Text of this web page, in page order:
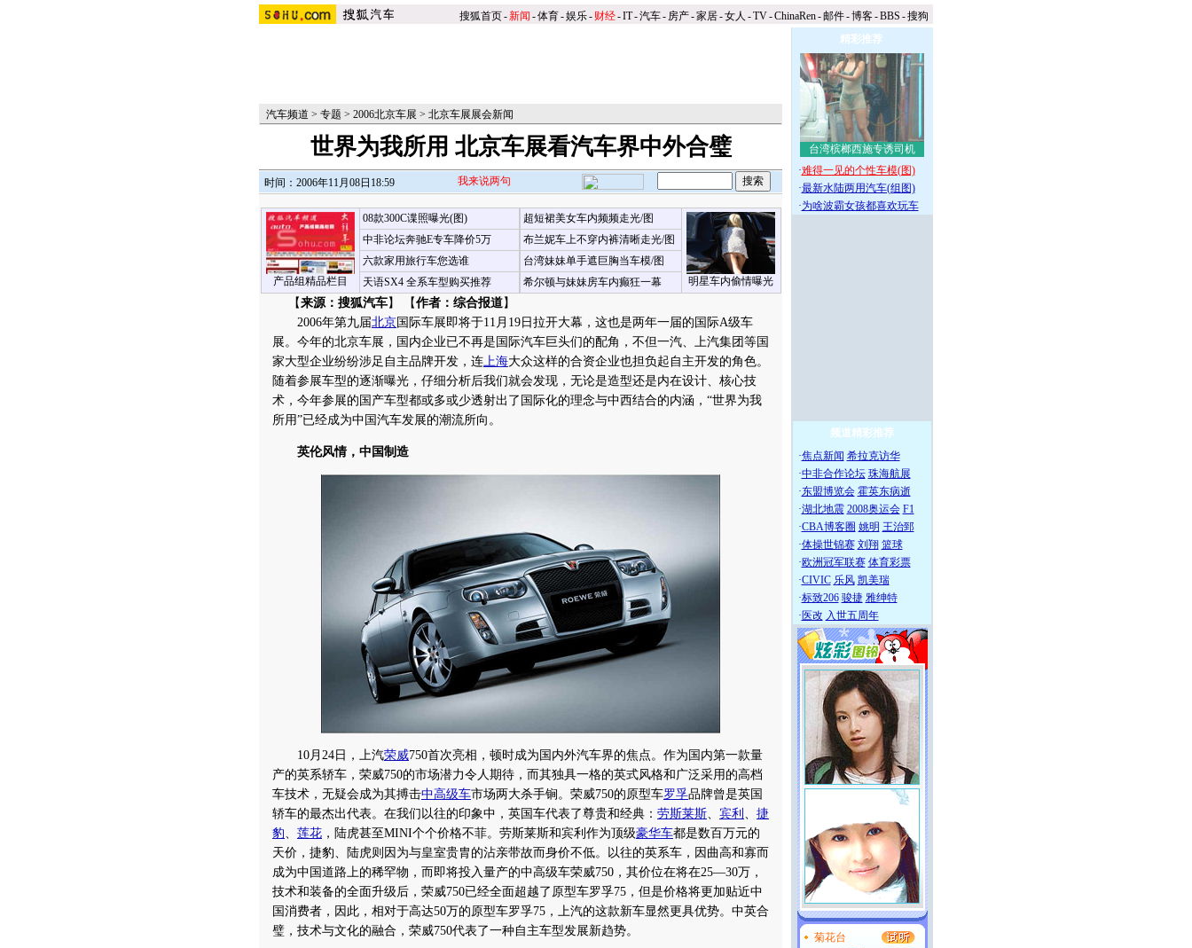
搜狐首页-新闻 -体育-娱乐- 财经-IT-汽车- 房产-家居-女人 -TV-ChinaRen-邮件-博客-BBS -搜狗
汽车频道 > 专题 > 2006北京车展 > 北京车展展会新闻
世界为我所用 北京车展看汽车界中外合璧
时间：2006年11月08日18:59 我来说两句
产品组精品栏目
08款300C谍照曝光(图)
中非论坛奔驰E专车降价5万
六款家用旅行车您选谁
天语SX4 全系车型购买推荐
超短裙美女车内频频走光/图
明星车内偷情曝光
布兰妮车上不穿内裤清晰走光/图
台湾妹妹单手遮巨胸当车模/图
希尔顿与妹妹房车内癫狂一幕
【来源：搜狐汽车】 【作者：综合报道】
2006年第九届北京国际车展即将于11月19日拉开大幕，这也是两年一届的国际A级车
展。今年的北京车展，国内企业已不再是国际汽车巨头们的配角，不但一汽、上汽集团等国
家大型企业纷纷涉足自主品牌开发，连上海大众这样的合资企业也担负起自主开发的角色。
随着参展车型的逐渐曝光，仔细分析后我们就会发现，无论是造型还是内在设计、核心技
术，今年参展的国产车型都或多或少透射出了国际化的理念与中西结合的内涵，“世界为我
所用”已经成为中国汽车发展的潮流所向。
英伦风情，中国制造
10月24日，上汽荣威750首次亮相，顿时成为国内外汽车界的焦点。作为国内第一款量
产的英系轿车，荣威750的市场潜力令人期待，而其独具一格的英式风格和广泛采用的高档
车技术，无疑会成为其搏击中高级车市场两大杀手锏。荣威750的原型车罗孚品牌曾是英国
轿车的最杰出代表。在我们以往的印象中，英国车代表了尊贵和经典： 劳斯莱斯、 宾利 、 捷
豹、 莲花 ，陆虎甚至MINI个个价格不菲。劳斯莱斯和宾利作为顶级豪华车都是数百万元的
天价，捷豹、陆虎则因为与皇室贵胄的沾亲带故而身价不低。以往的英系车，因曲高和寡而
成为中国道路上的稀罕物，而即将投入量产的中高级车荣威750，其价位在将在25—30万，
技术和装备的全面升级后，荣威750已经全面超越了原型车罗孚75，但是价格将更加贴近中
国消费者，因此，相对于高达50万的原型车罗孚75，上汽的这款新车显然更具优势。中英合
璧，技术与文化的融合，荣威750代表了一种自主车型发展新趋势。
精彩推荐
台湾槟榔西施专诱司机
·难得一见的个性车模(图)
·最新水陆两用汽车(组图)
·为啥波霸女孩都喜欢玩车
频道精彩推荐
·焦点新闻 希拉克访华
·中非合作论坛 珠海航展
·东盟博览会 霍英东病逝
·湖北地震 2008奥运会 F1
·CBA博客圈 姚明 王治郅
·体操世锦赛 刘翔 篮球
·欧洲冠军联赛 体育彩票
·CIVIC 乐风 凯美瑞
·标致206 骏捷 雅绅特
· 医改 入世五周年
菊花台